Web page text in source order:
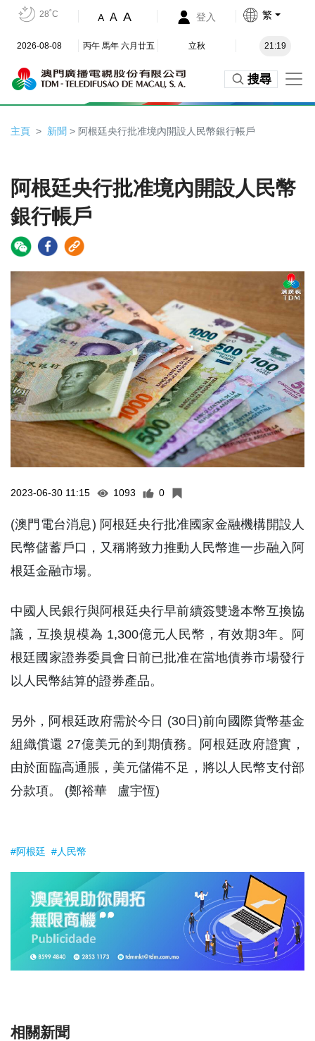
28˚C A A A 登入 繁
2026-08-08 丙午 馬年 六月廿五 立秋 21:19
搜尋
主頁 新聞 > 阿根廷央行批准境內開設人民幣銀行帳戶
阿根廷央行批准境內開設人民幣
銀行帳戶
2023-06-30 11:15 1093 0
(澳門電台消息) 阿根廷央行批准國家金融機構開設人
民幣儲蓄戶口，又稱將致力推動人民幣進一步融入阿
根廷金融市場。
中國人民銀行與阿根廷央行早前續簽雙邊本幣互換協
議，互換規模為 1,300億元人民幣，有效期3年。阿
根廷國家證券委員會日前已批准在當地債券市場發行
以人民幣結算的證券產品。
另外，阿根廷政府需於今日 (30日)前向國際貨幣基金
組織償還 27億美元的到期債務。阿根廷政府證實，
由於面臨高通脹，美元儲備不足，將以人民幣支付部
分款項。 (鄭裕華 盧宇恆)
#阿根廷 #人民幣
相關新聞